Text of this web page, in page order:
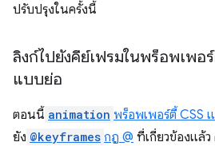
ปรับปรุงในครั้งนี้
ลิงก์ไปยังคีย์เฟรมในพร็อพเพอ
แบบย่อ
ตอนนี้ animation พร็อพเพอร์ตี้ CSS
ยัง @keyframes กฎ @ ที่เกี่ยวข้องแล้